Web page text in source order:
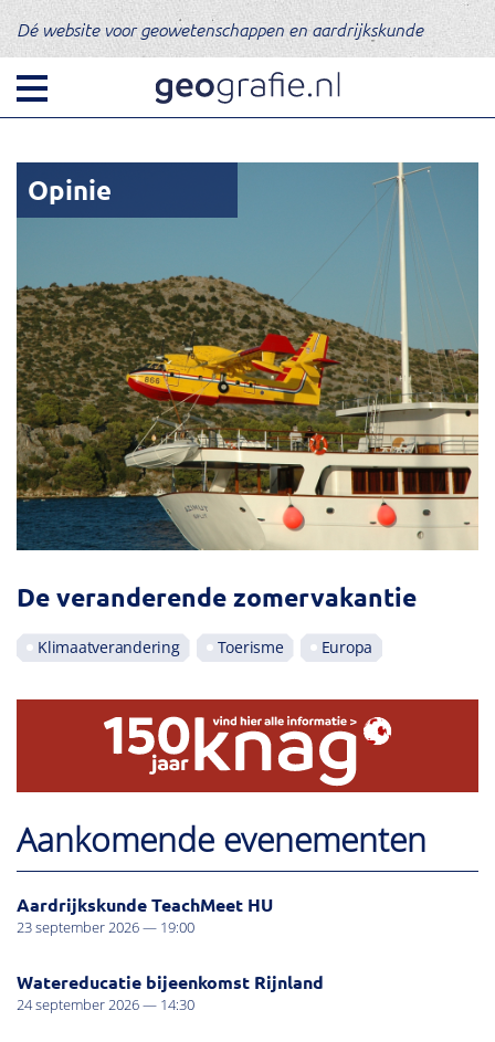
Dé website voor geowetenschappen en aardrijkskunde
Opinie
De veranderende zomervakantie
Klimaatverandering Toerisme Europa
Aankomende evenementen
Aardrijkskunde TeachMeet HU
23 september 2026 — 19:00
Watereducatie bijeenkomst Rijnland
24 september 2026 — 14:30